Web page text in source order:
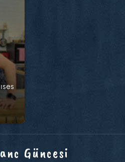
Güncesi